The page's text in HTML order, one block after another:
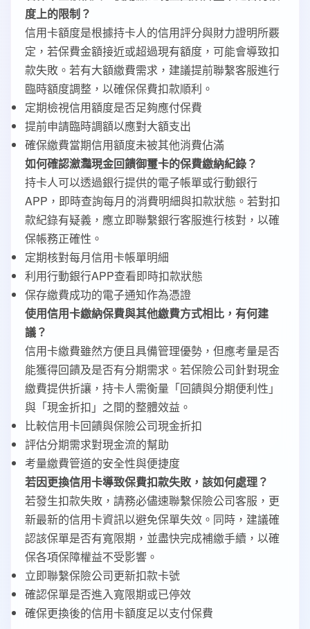
度上的限制？
信用卡額度是根據持卡人的信用評分與財力證明所覈
定，若保費金額接近或超過現有額度，可能會導致扣
款失敗。若有大額繳費需求，建議提前聯繫客服進行
臨時額度調整，以確保保費扣款順利。
定期檢視信用額度是否足夠應付保費
提前申請臨時調額以應對大額支出
確保繳費當期信用額度未被其他消費佔滿
如何確認瀲灩現金回饋御璽卡的保費繳納紀錄？
持卡人可以透過銀行提供的電子帳單或行動銀行
APP，即時查詢每月的消費明細與扣款狀態。若對扣
款紀錄有疑義，應立即聯繫銀行客服進行核對，以確
保帳務正確性。
定期核對每月信用卡帳單明細
利用行動銀行APP查看即時扣款狀態
保存繳費成功的電子通知作為憑證
使用信用卡繳納保費與其他繳費方式相比，有何建
議？
信用卡繳費雖然方便且具備管理優勢，但應考量是否
能獲得回饋及是否有分期需求。若保險公司針對現金
繳費提供折讓，持卡人需衡量「回饋與分期便利性」
與「現金折扣」之間的整體效益。
比較信用卡回饋與保險公司現金折扣
評估分期需求對現金流的幫助
考量繳費管道的安全性與便捷度
若因更換信用卡導致保費扣款失敗，該如何處理？
若發生扣款失敗，請務必儘速聯繫保險公司客服，更
新最新的信用卡資訊以避免保單失效。同時，建議確
認該保單是否有寬限期，並盡快完成補繳手續，以確
保各項保障權益不受影響。
立即聯繫保險公司更新扣款卡號
確認保單是否進入寬限期或已停效
確保更換後的信用卡額度足以支付保費